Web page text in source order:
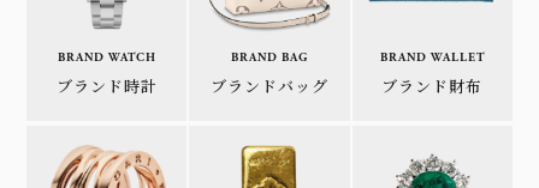
BRAND WATCH
ブランド時計
BRAND BAG
ブランドバッグ
BRAND WALLET
ブランド財布